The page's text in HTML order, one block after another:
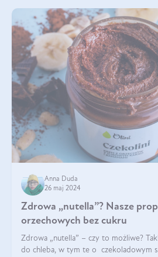
Anna Duda
26 maj 2024
Zdrowa „nutella”? Nasze
orzechowych bez cukru
Zdrowa „nutella” – czy to możliwe?
do chleba, w tym te o czekoladowym